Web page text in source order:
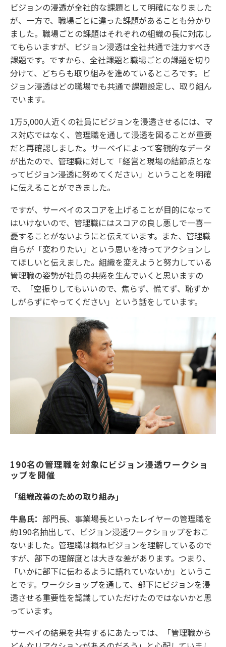
ビジョンの浸透が全社的な課題として明確になりました
が、一方で、職場ごとに違った課題があることも分かり
ました。職場ごとの課題はそれぞれの組織の長に対応し
てもらいますが、ビジョン浸透は全社共通で注力すべき
課題です。ですから、全社課題と職場ごとの課題を切り
分けて、どちらも取り組みを進めているところです。ビ
ジョン浸透はどの職場でも共通で課題設定し、取り組ん
でいます。
1万5,000人近くの社員にビジョンを浸透させるには、マ
ス対応ではなく、管理職を通して浸透を図ることが重要
だと再確認しました。サーベイによって客観的なデータ
が出たので、管理職に対して「経営と現場の結節点とな
ってビジョン浸透に努めてください」ということを明確
に伝えることができました。
ですが、サーベイのスコアを上げることが目的になって
はいけないので、管理職にはスコアの良し悪しで一喜一
憂することがないようにと伝えています。また、管理職
自らが「変わりたい」という思いを持ってアクションし
てほしいと伝えました。組織を変えようと努力している
管理職の姿勢が社員の共感を生んでいくと思いますの
で、「空振りしてもいいので、焦らず、慌てず、恥ずか
しがらずにやってください」という話をしています。
190名の管理職を対象にビジョン浸透ワークショ
ップを開催
「組織改善のための取り組み」
牛島氏： 部門長、事業場長といったレイヤーの管理職を
約190名抽出して、ビジョン浸透ワークショップをおこ
ないました。管理職は概ねビジョンを理解しているので
すが、部下の理解度とは大きな差があります。つまり、
「いかに部下に伝わるように語れていないか」というこ
とです。ワークショップを通して、部下にビジョンを浸
透させる重要性を認識していただけたのではないかと思
っています。
サーベイの結果を共有するにあたっては、「管理職から